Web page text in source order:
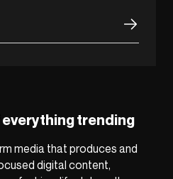
trending
media that produces and
digital content,